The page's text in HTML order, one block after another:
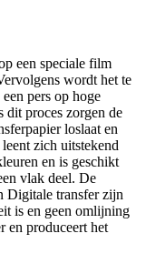
een speciale film
wordt het te
pers op hoge
dit proces zorgen de
loslaat en
zich uitstekend
en is geschikt
vlak deel. De
Digitale transfer zijn
is en geen omlijning
en produceert het